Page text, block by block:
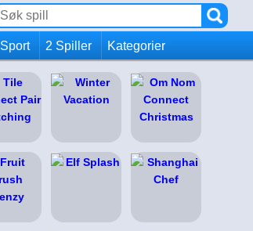
Sport 2 Spiller Kategorier